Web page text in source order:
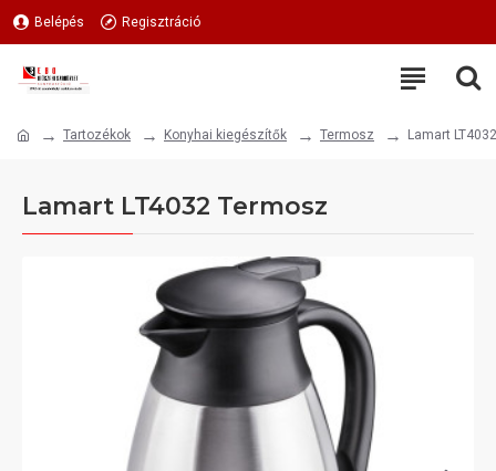
Belépés Regisztráció
Tartozékok Konyhai kiegészítők Termosz Lamart
Lamart LT4032 Termosz